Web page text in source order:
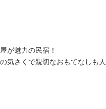
が魅力の民宿！
気さくで親切なおもてなしも人